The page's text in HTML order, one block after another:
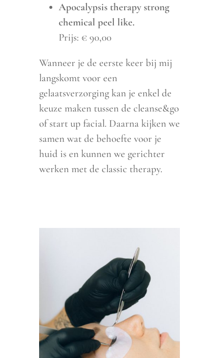
Apocalypsis therapy strong
chemical peel like.
Prijs: € 90,00
Wanneer je de eerste keer bij mij
langskomt voor een
gelaatsverzorging kan je enkel de
keuze maken tussen de cleanse&go
of start up facial. Daarna kijken we
samen wat de behoefte voor je
huid is en kunnen we gerichter
werken met de classic therapy.